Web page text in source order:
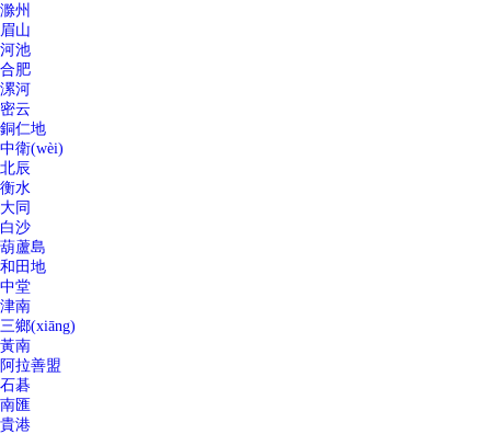
滁州
眉山
河池
合肥
漯河
密云
銅仁地
中衛(wèi)
北辰
衡水
大同
白沙
葫蘆島
和田地
中堂
津南
三鄉(xiāng)
黃南
阿拉善盟
石碁
南匯
貴港